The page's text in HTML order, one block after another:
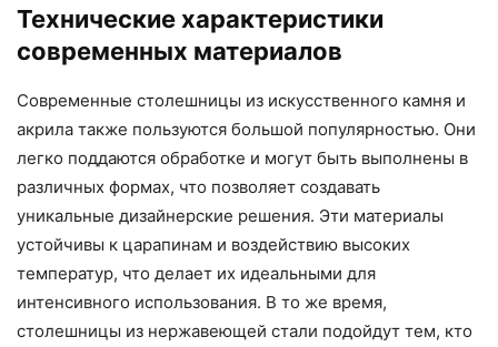
Технические характеристики
современных материалов
Современные столешницы из искусственного камня и
акрила также пользуются большой популярностью. Они
легко поддаются обработке и могут быть выполнены в
различных формах, что позволяет создавать
уникальные дизайнерские решения. Эти материалы
устойчивы к царапинам и воздействию высоких
температур, что делает их идеальными для
интенсивного использования. В то же время,
столешницы из нержавеющей стали подойдут тем, кто